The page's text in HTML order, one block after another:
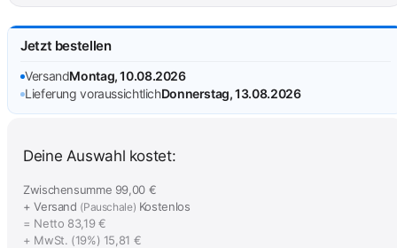
Jetzt bestellen
VersandMontag, 10.08.2026
Lieferung voraussichtlichDonnerstag, 13.08.2026
Deine Auswahl kostet:
Zwischensumme 99,00 €
+ Versand (Pauschale) Kostenlos
= Netto 83,19 €
+ MwSt. (19%) 15,81 €